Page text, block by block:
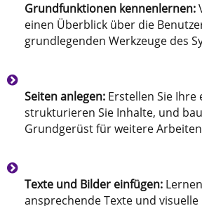
Grundfunktionen kennenlernen:
einen Überblick über die
grundlegenden Werkzeuge des
Seiten anlegen: Erstellen Sie Ihre
strukturieren Sie Inhalte, und
Grundgerüst für weitere
Texte und Bilder einfügen:
ansprechende Texte und